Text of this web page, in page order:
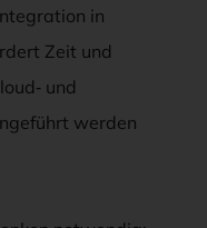
in
Zeit und
und
werden